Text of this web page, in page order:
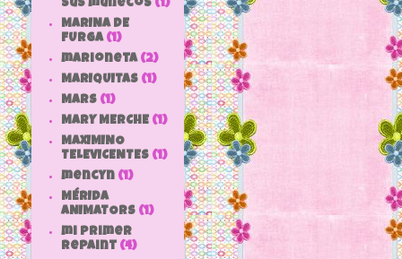
sus muñecos (1)
MARINA DE
FURGA (1)
marioneta (2)
MARIQUITAS (1)
MARS (1)
MARY MERCHE (1)
MAXIMINO
TELEVICENTES (1)
mencyn (1)
MÉRIDA
ANIMATORS (1)
mi primer
repaint (4)